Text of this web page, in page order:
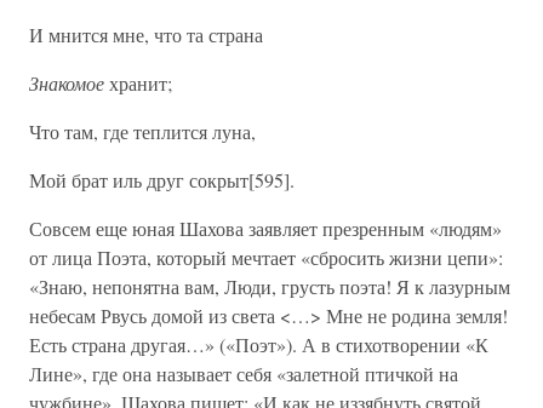
И мнится мне, что та страна
Знакомоехранит;
Что там, где теплится луна,
Мой брат иль друг сокрыт[595].
Совсем еще юная Шахова заявляет презренным «людям»
от лица Поэта, который мечтает «сбросить жизни цепи»:
«Знаю, непонятна вам, Люди, грусть поэта! Я к лазурным
небесам Рвусь домой из света <…> Мне не родина земля!
Есть страна другая…» («Поэт»). А в стихотворении «К
Лине», где она называет себя «залетной птичкой на
чужбине», Шахова пишет: «И как не иззябнуть святой,